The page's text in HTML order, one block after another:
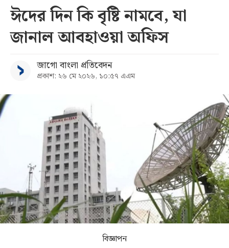
সর্বশেষ
বিভাগ
কনভার্টার
ঈদের দিন কি বৃষ্টি নামবে, যা
জানাল আবহাওয়া অফিস
জাগো বাংলা প্রতিবেদন
প্রকাশ: ২৬ মে ২০২৬, ১০:৫৭ এএম
বিজ্ঞাপন